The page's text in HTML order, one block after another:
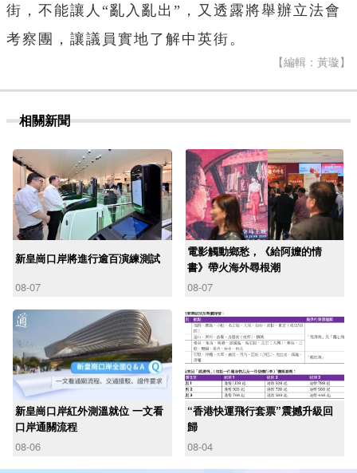
街，不能讓人“亂入亂出”，又透露將舉辦立法會
考察團，讓議員實地了解中英街。
【編輯：黃璇】
相關新聞
新皇崗口岸將進行逾百演練測試
08-07
電影觸動鄉愁，《給阿嬤的情
書》帶火海外尋根潮
08-07
新皇崗口岸紅外測溫就位 一文看
口岸通關流程
08-06
“香港快運飛行套票”震撼升級回
歸
08-04